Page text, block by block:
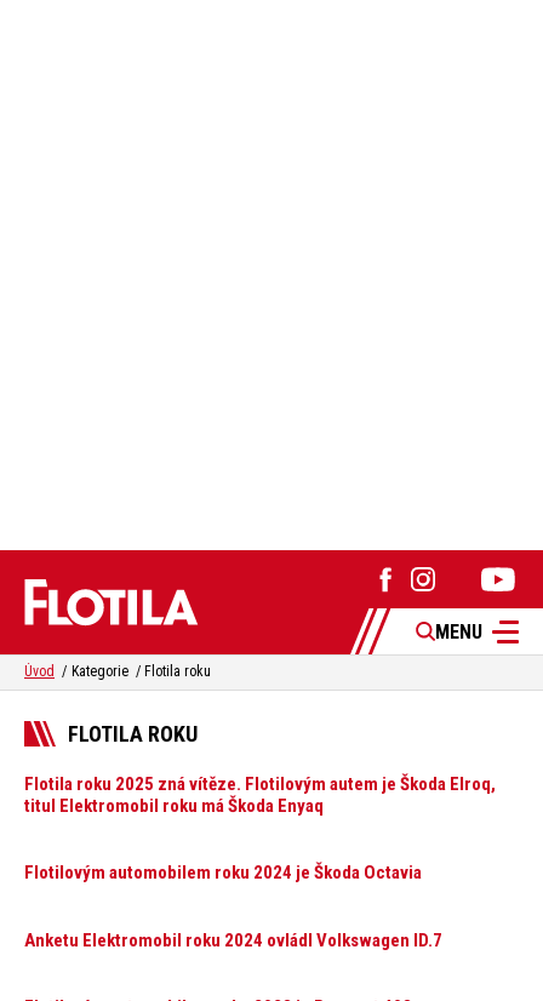
MENU
Úvod Kategorie Flotila roku
FLOTILA ROKU
Flotila roku 2025 zná vítěze. Flotilovým autem je Škoda Elroq,
titul Elektromobil roku má Škoda Enyaq
Flotilovým automobilem roku 2024 je Škoda Octavia
Anketu Elektromobil roku 2024 ovládl Volkswagen ID.7